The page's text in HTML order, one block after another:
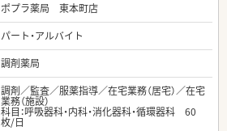
ポプラ薬局 東本町店
パート・アルバイト
調剤薬局
調剤／監査／服薬指導／在宅業務（居宅）／在宅
業務（施設）
科目：呼吸器科・内科・消化器科・循環器科 60
枚/日